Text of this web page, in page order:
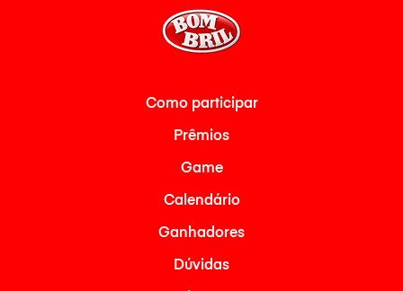
Como participar
Prêmios
Game
Calendário
Ganhadores
Dúvidas